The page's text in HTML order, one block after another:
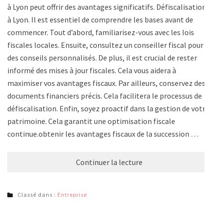
à Lyon peut offrir des avantages significatifs. Défiscalisation
à Lyon. Il est essentiel de comprendre les bases avant de
commencer. Tout d’abord, familiarisez-vous avec les lois
fiscales locales. Ensuite, consultez un conseiller fiscal pour
des conseils personnalisés. De plus, il est crucial de rester
informé des mises à jour fiscales. Cela vous aidera à
maximiser vos avantages fiscaux. Par ailleurs, conservez des
documents financiers précis. Cela facilitera le processus de
défiscalisation. Enfin, soyez proactif dans la gestion de votre
patrimoine. Cela garantit une optimisation fiscale
continue.obtenir les avantages fiscaux de la succession …
Continuer la lecture
Classé dans : Entreprise